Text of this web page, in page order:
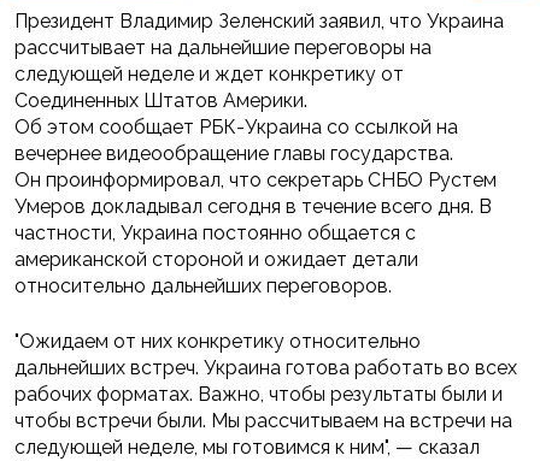
Президент Владимир Зеленский заявил, что Украина
рассчитывает на дальнейшие переговоры на
следующей неделе и ждет конкретику от
Соединенных Штатов Америки.
Об этом сообщает РБК-Украина со ссылкой на
вечернее видеообращение главы государства.
Он проинформировал, что секретарь СНБО Рустем
Умеров докладывал сегодня в течение всего дня. В
частности, Украина постоянно общается с
американской стороной и ожидает детали
относительно дальнейших переговоров.
"Ожидаем от них конкретику относительно
дальнейших встреч. Украина готова работать во всех
рабочих форматах. Важно, чтобы результаты были и
чтобы встречи были. Мы рассчитываем на встречи на
следующей неделе, мы готовимся к ним", — сказал